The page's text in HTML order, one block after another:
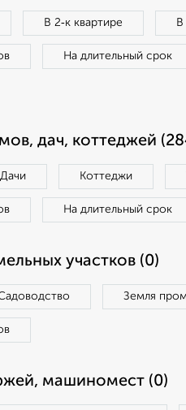
В 2‑к квартире В
На длительный срок
дач, коттеджей
Дачи Коттеджи
На длительный срок
участков (0)
Земля
машиномест (0)